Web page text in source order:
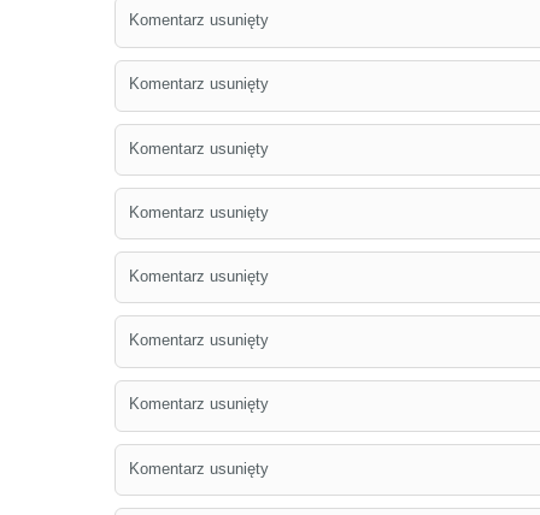
Komentarz usunięty
Komentarz usunięty
Komentarz usunięty
Komentarz usunięty
Komentarz usunięty
Komentarz usunięty
Komentarz usunięty
Komentarz usunięty